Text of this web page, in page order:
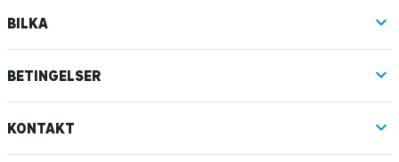
BILKA
BETINGELSER
KONTAKT